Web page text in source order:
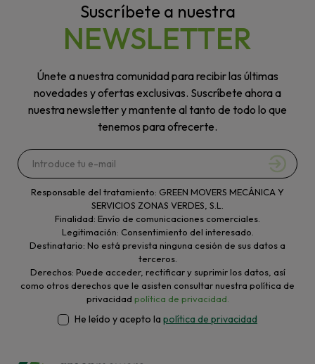
Suscríbete a nuestra
NEWSLETTER
Únete a nuestra comunidad para recibir las últimas
novedades y ofertas exclusivas. Suscríbete ahora a
nuestra newsletter y mantente al tanto de todo lo que
tenemos para ofrecerte.
Responsable del tratamiento: GREEN MOVERS MECÁNICA Y
SERVICIOS ZONAS VERDES, S.L.
Finalidad: Envío de comunicaciones comerciales.
Legitimación: Consentimiento del interesado.
Destinatario: No está prevista ninguna cesión de sus datos a
terceros.
Derechos: Puede acceder, rectificar y suprimir los datos, así
como otros derechos que le asisten consultar nuestra política de
privacidad política de privacidad.
He leído y acepto la política de privacidad